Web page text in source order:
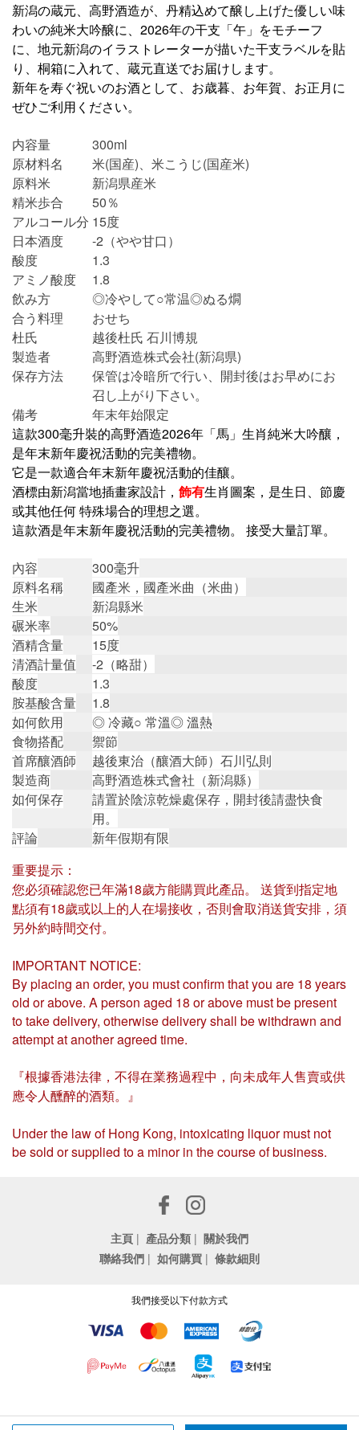
新潟の蔵元、高野酒造が、丹精込めて醸し上げた優しい味
わいの純米大吟醸に、2026年の干支「午」をモチーフ
に、地元新潟のイラストレーターが描いた干支ラベルを貼
り、桐箱に入れて、蔵元直送でお届けします。
新年を寿ぐ祝いのお酒として、お歳暮、お年賀、お正月に
ぜひご利用ください。
内容量
300ml
原材料名
米(国産)、米こうじ(国産米)
原料米
新潟県産米
精米歩合
50％
アルコール分 15度
日本酒度
-2（やや甘口）
酸度
1.3
アミノ酸度
1.8
飲み方
◎冷やして○常温◎ぬる燗
合う料理
おせち
杜氏
越後杜氏 石川博規
製造者
高野酒造株式会社(新潟県)
保存方法
保管は冷暗所で行い、開封後はお早めにお
召し上がり下さい。
備考
年末年始限定
這款300毫升裝的高野酒造2026年「馬」生肖純米大吟釀，
是年末新年慶祝活動的完美禮物。
它是一款適合年末新年慶祝活動的佳釀。
酒標由新潟當地插畫家設計， 飾有生肖圖案，是生日、節慶
或其他任何 特殊場合的理想之選。
這款酒是年末新年慶祝活動的完美禮物。
接受大量訂單。
內容
300毫升
原料名稱
國產米，國產米曲（米曲）
生米
新潟縣米
碾米率
50%
酒精含量
15度
清酒計量值
-2（略甜）
酸度
1.3
胺基酸含量
1.8
如何飲用
◎ 冷藏○ 常溫◎ 溫熱
食物搭配
禦節
首席釀酒師
越後東治（釀酒大師）石川弘則
製造商
高野酒造株式會社（新潟縣）
如何保存
請置於陰涼乾燥處保存，開封後請盡快食
用。
評論
新年假期有限
重要提示：
您必須確認您已年滿18歲方能購買此產品。 送貨到指定地
點須有18歲或以上的人在場接收，否則會取消送貨安排，須
另外約時間交付。
IMPORTANT NOTICE:
By placing an order, you must confirm that you are 18 years
old or above. A person aged 18 or above must be present
to take delivery, otherwise delivery shall be withdrawn and
attempt at another agreed time.
『根據香港法律，不得在業務過程中，向未成年人售賣或供
應令人醺醉的酒類。』
Under the law of Hong Kong, intoxicating liquor must not
be sold or supplied to a minor in the course of business.
主頁 | 產品分類 | 關於我們
聯絡我們 | 如何購買 | 條款細則
我們接受以下付款方式